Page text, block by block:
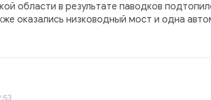
области в результате паводков
оказались низководный мост и одна